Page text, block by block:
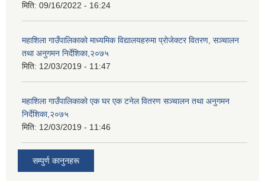
मिति: 09/16/2022 - 16:24
महाशिला गाउँपालिकाको माध्यमिक विद्यालयहरुमा प्रोजेक्टर वितरण, सञ्चालन
तथा अनुगमन निर्देशिका,२०७५
मिति: 12/03/2019 - 11:47
महाशिला गाउँपालिकाको एक घर एक टनेल वितरण सञ्चालन तथा अनुगमन
निर्देशिका,२०७५
मिति: 12/03/2019 - 11:46
सम्पुर्ण कानुनहरू